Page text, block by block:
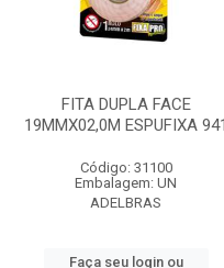
FITA DUPLA FACE
19MMX02,0M ESPUFIXA 941
Código: 31100
Embalagem: UN
ADELBRAS
Faça seu login ou